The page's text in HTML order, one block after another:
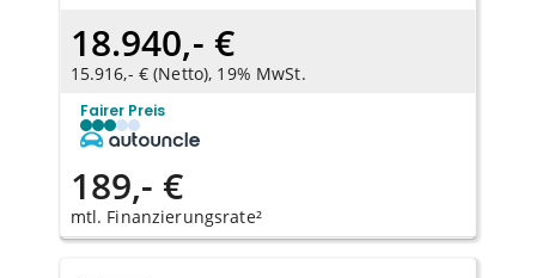
18.940,- €
15.916,- € (Netto), 19% MwSt.
Fairer Preis
189,- €
mtl. Finanzierungsrate²